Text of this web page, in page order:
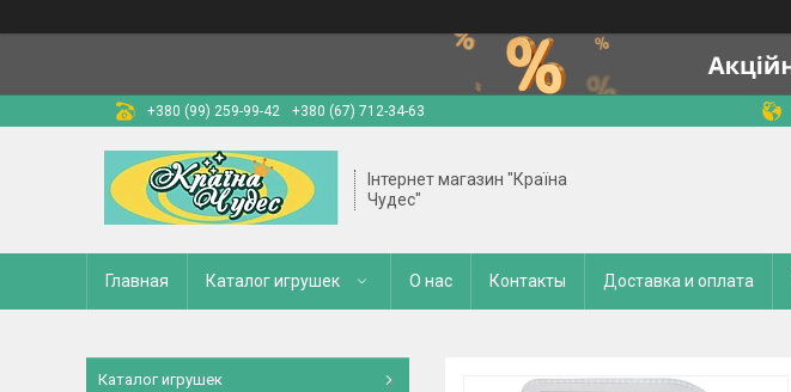
+380 (99) 259-99-42 +380 (67) 712-34-63
Інтернет магазин "Країна
Чудес"
Главная Каталог игрушек О нас Контакты Доставка и оплата
Каталог игрушек